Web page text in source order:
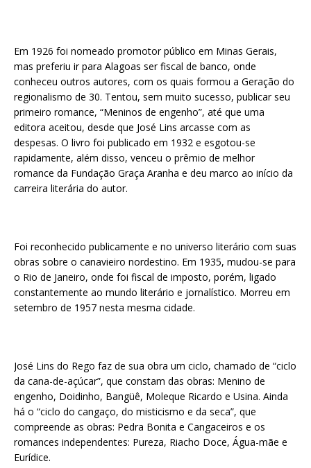
Em 1926 foi nomeado promotor público em Minas Gerais,
mas preferiu ir para Alagoas ser fiscal de banco, onde
conheceu outros autores, com os quais formou a Geração do
regionalismo de 30. Tentou, sem muito sucesso, publicar seu
primeiro romance, “Meninos de engenho”, até que uma
editora aceitou, desde que José Lins arcasse com as
despesas. O livro foi publicado em 1932 e esgotou-se
rapidamente, além disso, venceu o prêmio de melhor
romance da Fundação Graça Aranha e deu marco ao início da
carreira literária do autor.
Foi reconhecido publicamente e no universo literário com suas
obras sobre o canavieiro nordestino. Em 1935, mudou-se para
o Rio de Janeiro, onde foi fiscal de imposto, porém, ligado
constantemente ao mundo literário e jornalístico. Morreu em
setembro de 1957 nesta mesma cidade.
José Lins do Rego faz de sua obra um ciclo, chamado de “ciclo
da cana-de-açúcar”, que constam das obras: Menino de
engenho, Doidinho, Bangüê, Moleque Ricardo e Usina. Ainda
há o “ciclo do cangaço, do misticismo e da seca”, que
compreende as obras: Pedra Bonita e Cangaceiros e os
romances independentes: Pureza, Riacho Doce, Água-mãe e
Eurídice.